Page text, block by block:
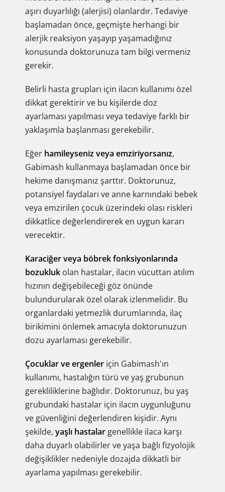
aşırı duyarlılığı (alerjisi) olanlardır. Tedaviye
başlamadan önce, geçmişte herhangi bir
alerjik reaksiyon yaşayıp yaşamadığınız
konusunda doktorunuza tam bilgi vermeniz
gerekir.
Belirli hasta grupları için ilacın kullanımı özel
dikkat gerektirir ve bu kişilerde doz
ayarlaması yapılması veya tedaviye farklı bir
yaklaşımla başlanması gerekebilir.
Eğer hamileyseniz veya emziriyorsanız,
Gabimash kullanmaya başlamadan önce bir
hekime danışmanız şarttır. Doktorunuz,
potansiyel faydaları ve anne karnındaki bebek
veya emzirilen çocuk üzerindeki olası riskleri
dikkatlice değerlendirerek en uygun kararı
verecektir.
Karaciğer veya böbrek fonksiyonlarında
bozukluk olan hastalar, ilacın vücuttan atılım
hızının değişebileceği göz önünde
bulundurularak özel olarak izlenmelidir. Bu
organlardaki yetmezlik durumlarında, ilaç
birikimini önlemek amacıyla doktorunuzun
dozu ayarlaması gerekebilir.
Çocuklar ve ergenler için Gabimash'ın
kullanımı, hastalığın türü ve yaş grubunun
gerekliliklerine bağlıdır. Doktorunuz, bu yaş
grubundaki hastalar için ilacın uygunluğunu
ve güvenliğini değerlendiren kişidir. Aynı
şekilde, yaşlı hastalar genellikle ilaca karşı
daha duyarlı olabilirler ve yaşa bağlı fizyolojik
değişiklikler nedeniyle dozajda dikkatli bir
ayarlama yapılması gerekebilir.